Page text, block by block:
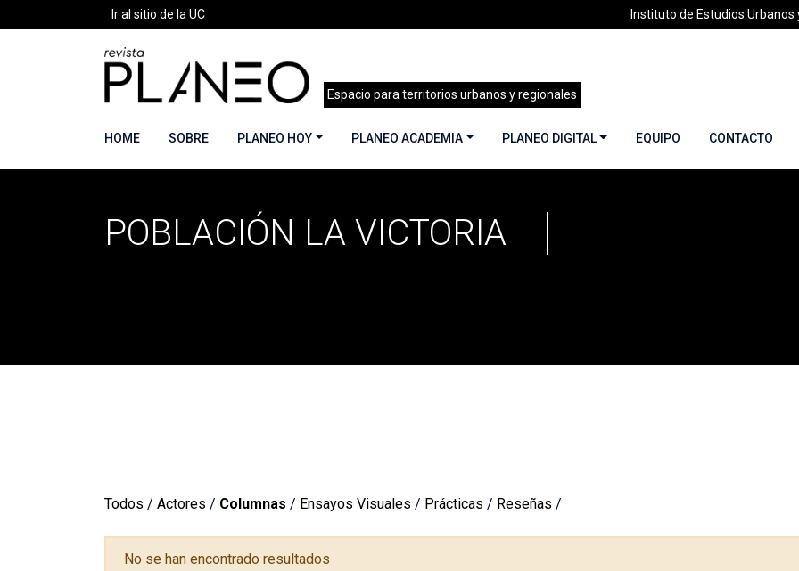
Ir al sitio de la UC Instituto de Estudios Urbanos
Espacio para territorios urbanos y regionales
HOME SOBRE PLANEO HOY PLANEO ACADEMIA PLANEO DIGITAL EQUIPO CONTACTO
Portada »Población La Victoria
POBLACIÓN LA VICTORIA
Todos / Actores / Columnas / Ensayos Visuales / Prácticas / Reseñas /
No se han encontrado resultados